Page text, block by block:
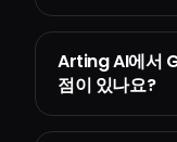
Arting AI에서
점이 있나요?